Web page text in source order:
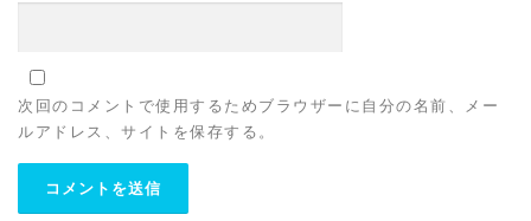
次回のコメントで使用するためブラウザーに自分の名前、メー
ルアドレス、サイトを保存する。